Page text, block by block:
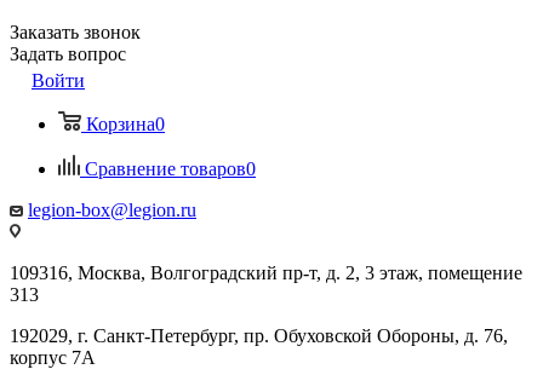
Заказать звонок
Задать вопрос
Войти
Корзина0
Сравнение товаров0
legion-box@legion.ru
109316, Москва, Волгоградский пр-т, д. 2, 3 этаж, помещение
313
192029, г. Санкт-Петербург, пр. Обуховской Обороны, д. 76,
корпус 7А